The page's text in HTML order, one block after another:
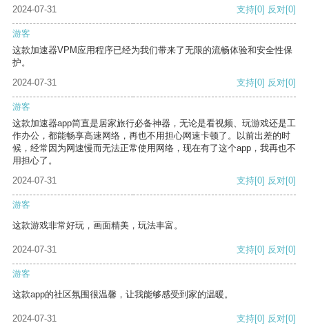
2024-07-31 支持[0] 反对[0]
游客
这款加速器VPM应用程序已经为我们带来了无限的流畅体验和安全性保
护。
2024-07-31
支持[0] 反对[0]
游客
这款加速器app简直是居家旅行必备神器，无论是看视频、玩游戏还是工
作办公，都能畅享高速网络，再也不用担心网速卡顿了。以前出差的时
候，经常因为网速慢而无法正常使用网络，现在有了这个app，我再也不
用担心了。
2024-07-31
支持[0] 反对[0]
游客
这款游戏非常好玩，画面精美，玩法丰富。
2024-07-31 支持[0] 反对[0]
游客
这款app的社区氛围很温馨，让我能够感受到家的温暖。
2024-07-31 支持[0] 反对[0]